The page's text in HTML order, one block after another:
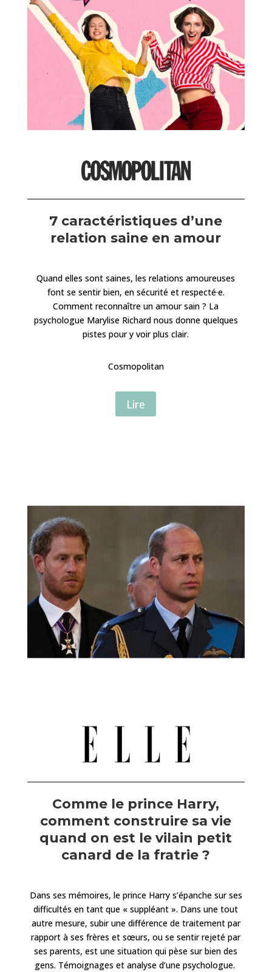
7 caractéristiques d’une
relation saine en amour
Quand elles sont saines, les relations amoureuses
font se sentir bien, en sécurité et respecté·e.
Comment reconnaître un amour sain ? La
psychologue Marylise Richard nous donne quelques
pistes pour y voir plus clair.
Cosmopolitan
Lire
Comme le prince Harry,
comment construire sa vie
quand on est le vilain petit
canard de la fratrie ?
Dans ses mémoires, le prince Harry s’épanche sur ses
difficultés en tant que « suppléant ». Dans une tout
autre mesure, subir une différence de traitement par
rapport à ses frères et sœurs, ou se sentir rejeté par
ses parents, est une situation qui pèse sur bien des
gens. Témoignages et analyse d’une psychologue.